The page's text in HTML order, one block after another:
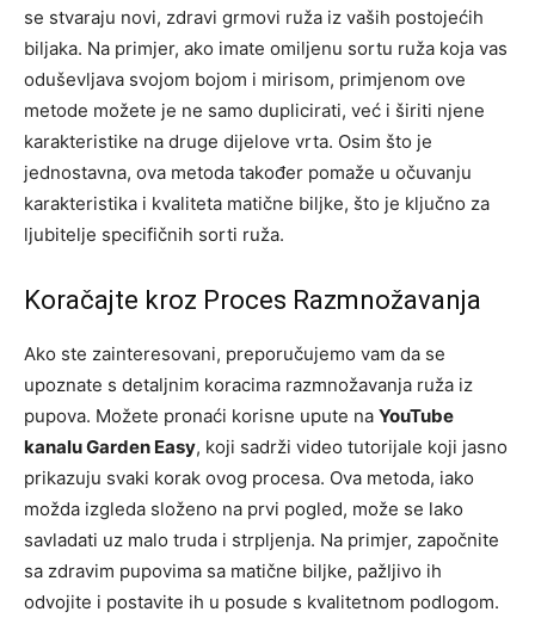
se stvaraju novi, zdravi grmovi ruža iz vaših postojećih
biljaka. Na primjer, ako imate omiljenu sortu ruža koja vas
oduševljava svojom bojom i mirisom, primjenom ove
metode možete je ne samo duplicirati, već i širiti njene
karakteristike na druge dijelove vrta. Osim što je
jednostavna, ova metoda također pomaže u očuvanju
karakteristika i kvaliteta matične biljke, što je ključno za
ljubitelje specifičnih sorti ruža.
Koračajte kroz Proces Razmnožavanja
Ako ste zainteresovani, preporučujemo vam da se
upoznate s detaljnim koracima razmnožavanja ruža iz
pupova. Možete pronaći korisne upute na YouTube
kanalu Garden Easy, koji sadrži video tutorijale koji jasno
prikazuju svaki korak ovog procesa. Ova metoda, iako
možda izgleda složeno na prvi pogled, može se lako
savladati uz malo truda i strpljenja. Na primjer, započnite
sa zdravim pupovima sa matične biljke, pažljivo ih
odvojite i postavite ih u posude s kvalitetnom podlogom.